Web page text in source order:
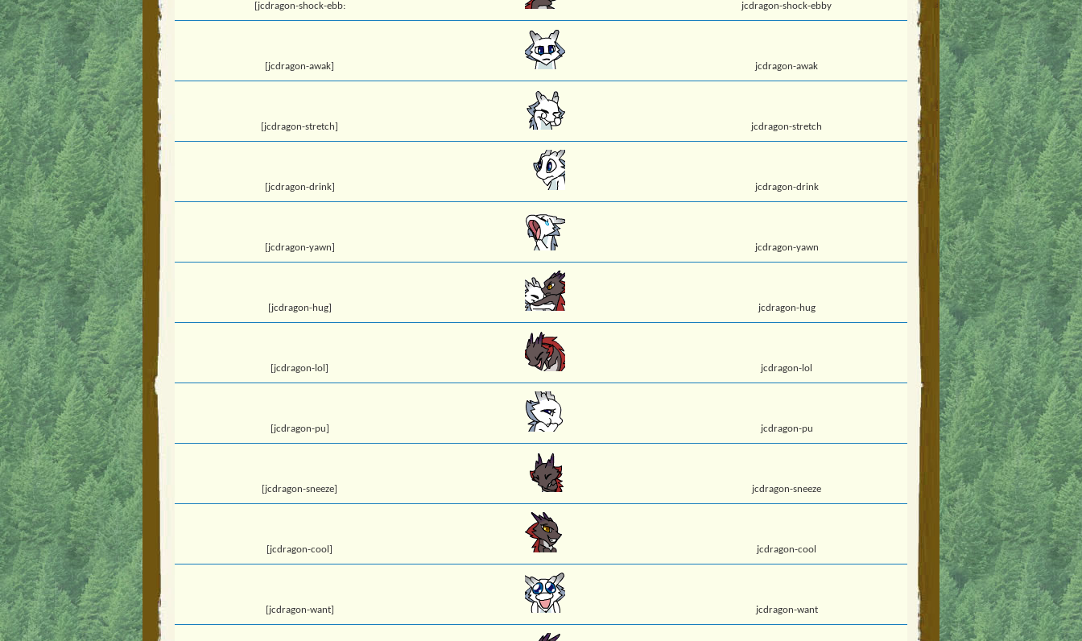
[jcdragon-shock-ebb: jcdragon-shock-ebby
[jcdragon-awak] jcdragon-awak
[jcdragon-stretch] jcdragon-stretch
[jcdragon-drink] jcdragon-drink
[jcdragon-yawn] jcdragon-yawn
[jcdragon-hug] jcdragon-hug
[jcdragon-lol] jcdragon-lol
[jcdragon-pu] jcdragon-pu
[jcdragon-sneeze] jcdragon-sneeze
[jcdragon-cool] jcdragon-cool
[jcdragon-want] jcdragon-want